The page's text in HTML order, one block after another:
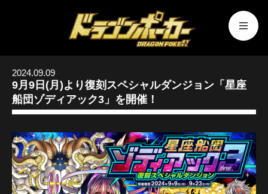
2024.09.09
9月9日(月)より復刻スペシャルダンジョン「星座
船団ゾディアック3」を開催！